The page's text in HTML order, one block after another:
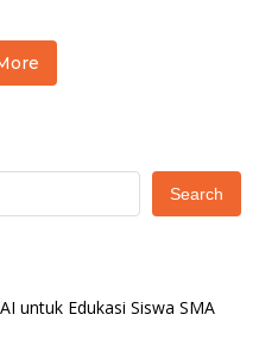
Search
untuk Edukasi Siswa SMA